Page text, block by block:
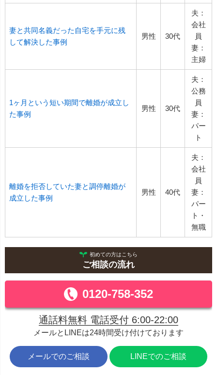
妻と共同名義だった自宅を手元に残
して解決した事例
男性 30代
夫：
会社
員
妻：
主婦
1ヶ月という短い期間で離婚が成立し
た事例
男性 30代
夫：
公務
員
妻：
パー
ト
離婚を拒否していた妻と調停離婚が
成立した事例
男性 40代
夫：
会社
員
妻：
パー
ト・
無職
初めての方はこちら
ご相談の流れ
0120-758-352
通話料無料 電話受付 6:00-22:00
メールとLINEは24時間受け付けております
メールでのご相談 LINEでのご相談